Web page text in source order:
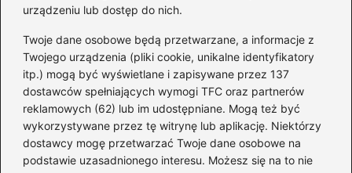
urządzeniu lub dostęp do nich.
Twoje dane osobowe będą przetwarzane, a informacje z
Twojego urządzenia (pliki cookie, unikalne identyfikatory
itp.) mogą być wyświetlane i zapisywane przez 137
dostawców spełniających wymogi TFC oraz partnerów
reklamowych (62) lub im udostępniane. Mogą też być
wykorzystywane przez tę witrynę lub aplikację. Niektórzy
dostawcy mogę przetwarzać Twoje dane osobowe na
podstawie uzasadnionego interesu. Możesz się na to nie
Kategorie
Ciąża(130)
Dziecko(267)
Kobieta(132)
Rodzice (72)
Szkoła i edukacja(5)